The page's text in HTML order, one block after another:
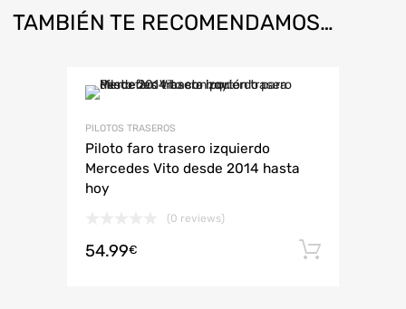
TAMBIÉN TE RECOMENDAMOS…
PILOTOS TRASEROS
Piloto faro trasero izquierdo
Mercedes Vito desde 2014 hasta
hoy
(0 reviews)
54.99€